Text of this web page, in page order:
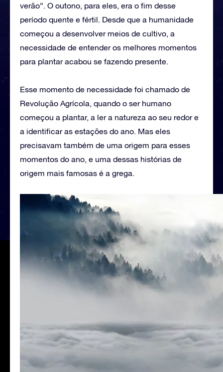
verão”. O outono, para eles, era o fim desse
período quente e fértil. Desde que a humanidade
começou a desenvolver meios de cultivo, a
necessidade de entender os melhores momentos
para plantar acabou se fazendo presente.
Esse momento de necessidade foi chamado de
Revolução Agrícola, quando o ser humano
começou a plantar, a ler a natureza ao seu redor e
a identificar as estações do ano. Mas eles
precisavam também de uma origem para esses
momentos do ano, e uma dessas histórias de
origem mais famosas é a grega.